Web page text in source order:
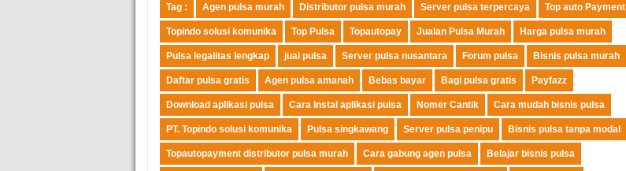
Tag : Agen pulsa murah Distributor pulsa murah Server pulsa terpercaya Top auto Payment
Topindo solusi komunika Top Pulsa Topautopay Jualan Pulsa Murah Harga pulsa murah
Pulsa legalitas lengkap jual pulsa Server pulsa nusantara Forum pulsa Bisnis pulsa murah
Daftar pulsa gratis Agen pulsa amanah Bebas bayar Bagi pulsa gratis Payfazz
Download aplikasi pulsa Cara Instal aplikasi pulsa Nomer Cantik Cara mudah bisnis pulsa
PT. Topindo solusi komunika Pulsa singkawang Server pulsa penipu Bisnis pulsa tanpa modal
Topautopayment distributor pulsa murah Cara gabung agen pulsa Belajar bisnis pulsa